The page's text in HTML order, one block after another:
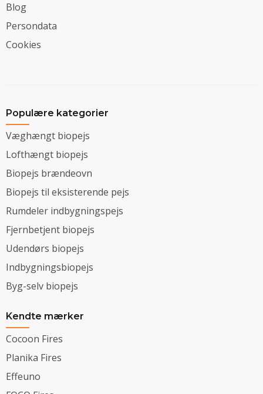
Blog
Persondata
Cookies
Populære kategorier
Væghængt biopejs
Lofthængt biopejs
Biopejs brændeovn
Biopejs til eksisterende pejs
Rumdeler indbygningspejs
Fjernbetjent biopejs
Udendørs biopejs
Indbygningsbiopejs
Byg-selv biopejs
Kendte mærker
Cocoon Fires
Planika Fires
Effeuno